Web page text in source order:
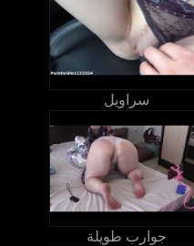
سراويل
جوارب طويلة